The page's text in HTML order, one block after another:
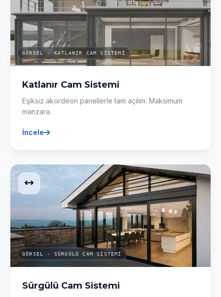
GÖRSEL · KATLANIR CAM SISTEMI
Katlanır Cam Sistemi
Eşiksiz akordeon panellerle tam açılım. Maksimum
manzara.
İncele
GÖRSEL · SÜRGÜLÜ CAM SISTEMI
Sürgülü Cam Sistemi